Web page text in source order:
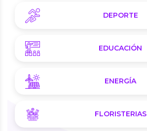
DEPORTE
EDUCACIÓN
ENERGÍA
FLORISTERIAS